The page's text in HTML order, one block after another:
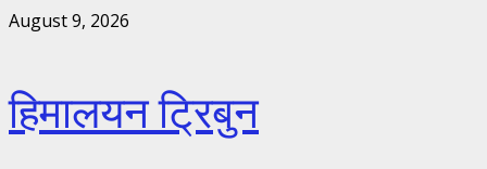
Skip
August 9, 2026
हिमालयन ट्रिबुन